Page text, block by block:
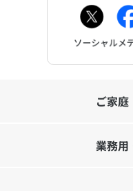
お問
ご家
業務用